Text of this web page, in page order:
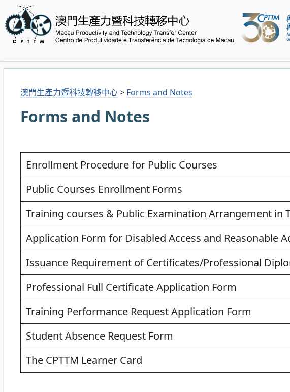
澳門生產力暨科技轉移中心> Forms and Notes
Forms and Notes
Enrollment Procedure for Public Courses
Public Courses Enrollment Forms
Training courses & Public Examination Arrangement in
Application Form for Disabled Access and Reasonable
Issuance Requirement of Certificates/Professional
Professional Full Certificate Application Form
Training Performance Request Application Form
Student Absence Request Form
The CPTTM Learner Card